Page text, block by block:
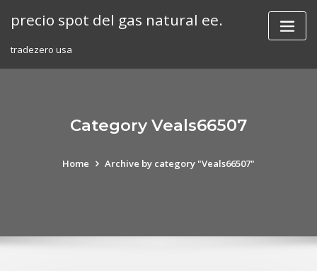
precio spot del gas natural ee.
tradezero usa
Category Veals66507
Home Archive by category "Veals66507"